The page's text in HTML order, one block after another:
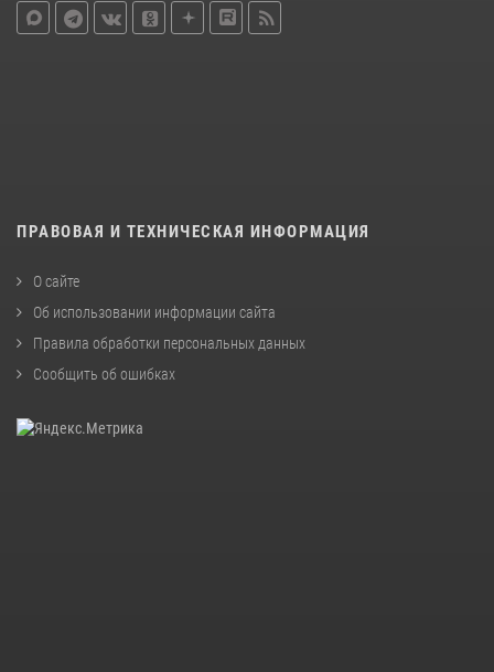
ПРАВОВАЯ И ТЕХНИЧЕСКАЯ ИНФОРМАЦИЯ
О сайте
Об использовании информации сайта
Правила обработки персональных данных
Сообщить об ошибках